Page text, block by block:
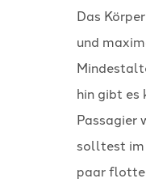
Das
und
hin gibt es
Passagier
solltest im
paar flotte